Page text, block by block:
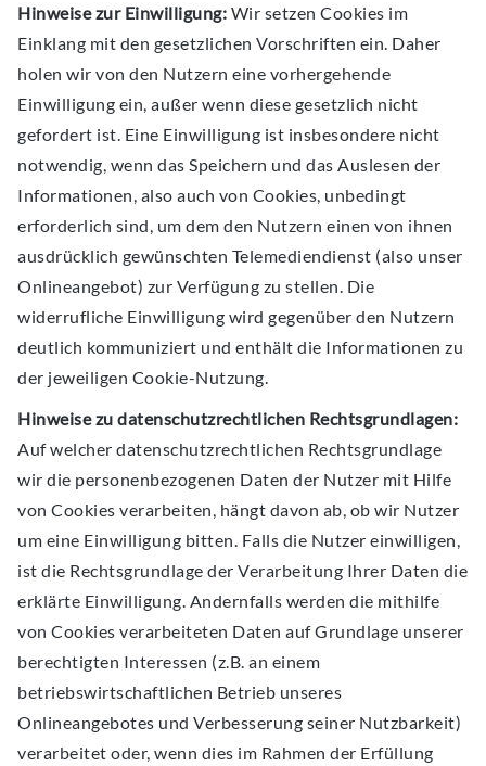
Hinweise zur Einwilligung: Wir setzen Cookies im
Einklang mit den gesetzlichen Vorschriften ein. Daher
holen wir von den Nutzern eine vorhergehende
Einwilligung ein, außer wenn diese gesetzlich nicht
gefordert ist. Eine Einwilligung ist insbesondere nicht
notwendig, wenn das Speichern und das Auslesen der
Informationen, also auch von Cookies, unbedingt
erforderlich sind, um dem den Nutzern einen von ihnen
ausdrücklich gewünschten Telemediendienst (also unser
Onlineangebot) zur Verfügung zu stellen. Die
widerrufliche Einwilligung wird gegenüber den Nutzern
deutlich kommuniziert und enthält die Informationen zu
der jeweiligen Cookie-Nutzung.
Hinweise zu datenschutzrechtlichen Rechtsgrundlagen:
Auf welcher datenschutzrechtlichen Rechtsgrundlage
wir die personenbezogenen Daten der Nutzer mit Hilfe
von Cookies verarbeiten, hängt davon ab, ob wir Nutzer
um eine Einwilligung bitten. Falls die Nutzer einwilligen,
ist die Rechtsgrundlage der Verarbeitung Ihrer Daten die
erklärte Einwilligung. Andernfalls werden die mithilfe
von Cookies verarbeiteten Daten auf Grundlage unserer
berechtigten Interessen (z.B. an einem
betriebswirtschaftlichen Betrieb unseres
Onlineangebotes und Verbesserung seiner Nutzbarkeit)
verarbeitet oder, wenn dies im Rahmen der Erfüllung